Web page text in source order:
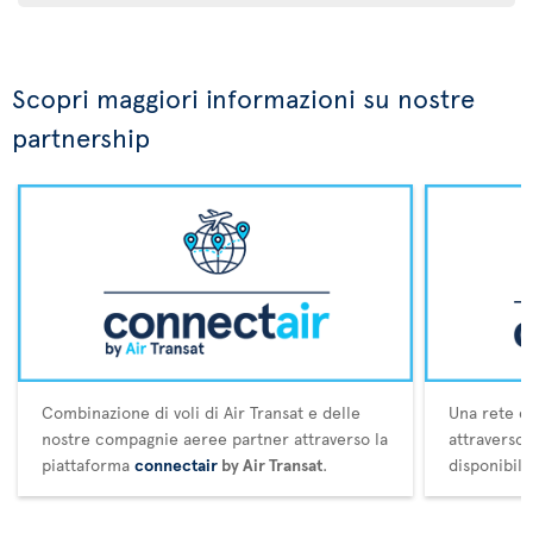
Scopri maggiori informazioni su nostre
partnership
Combinazione di voli di Air Transat e delle
nostre compagnie aeree partner attraverso la
piattaforma connectair by Air Transat.
Una rete
attraverso
disponibili